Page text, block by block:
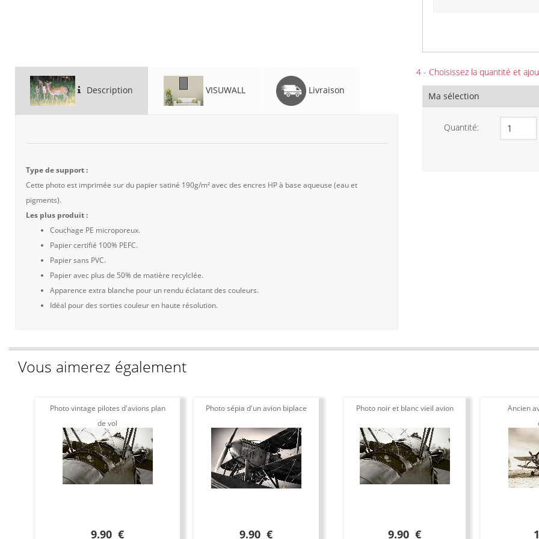
Description VISUWALL Livraison
Type de support :
Cette photo est imprimée sur du papier satiné 190g/m² avec des encres HP à base aqueuse (eau et
pigments).
Les plus produit :
Couchage PE microporeux.
Papier certifié 100% PEFC.
Papier sans PVC.
Papier avec plus de 50% de matière recylclée.
Apparence extra blanche pour un rendu éclatant des couleurs.
Idéal pour des sorties couleur en haute résolution.
4 - Choisissez la quantité et
Ma sélection
Quantité:
Vous aimerez également
Photo vintage pilotes d'avions plan
de vol
9.90 €
Photo sépia d'un avion biplace
9.90 €
Photo noir et blanc vieil avion
9.90 €
Ancien